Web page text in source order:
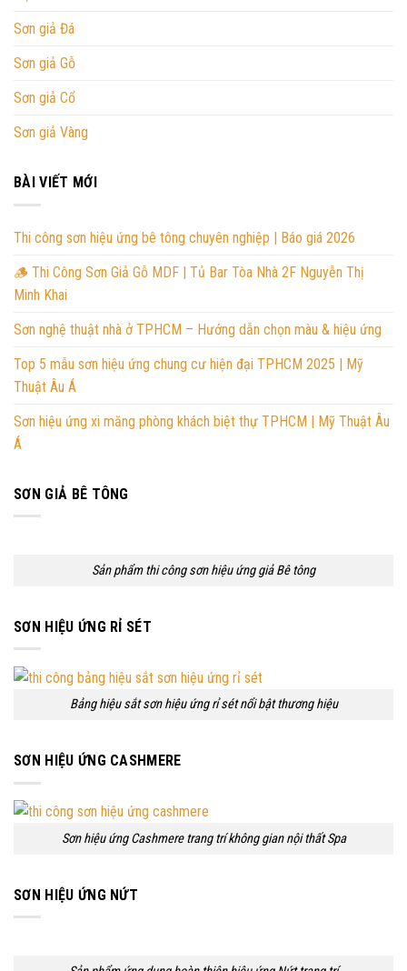
Sơn giả Đá
Sơn giả Gỗ
Sơn giả Cổ
Sơn giả Vàng
BÀI VIẾT MỚI
Thi công sơn hiệu ứng bê tông chuyên nghiệp | Báo giá 2026
🪵 Thi Công Sơn Giả Gỗ MDF | Tủ Bar Tòa Nhà 2F Nguyễn Thị
Minh Khai
Sơn nghệ thuật nhà ở TPHCM – Hướng dẫn chọn màu & hiệu ứng
Top 5 mẫu sơn hiệu ứng chung cư hiện đại TPHCM 2025 | Mỹ
Thuật Âu Á
Sơn hiệu ứng xi măng phòng khách biệt thự TPHCM | Mỹ Thuật Âu
Á
SƠN GIẢ BÊ TÔNG
Sản phẩm thi công sơn hiệu ứng giả Bê tông
SƠN HIỆU ỨNG RỈ SÉT
Bảng hiệu sắt sơn hiệu ứng rỉ sét nổi bật thương hiệu
SƠN HIỆU ỨNG CASHMERE
Sơn hiệu ứng Cashmere trang trí không gian nội thất Spa
SƠN HIỆU ỨNG NỨT